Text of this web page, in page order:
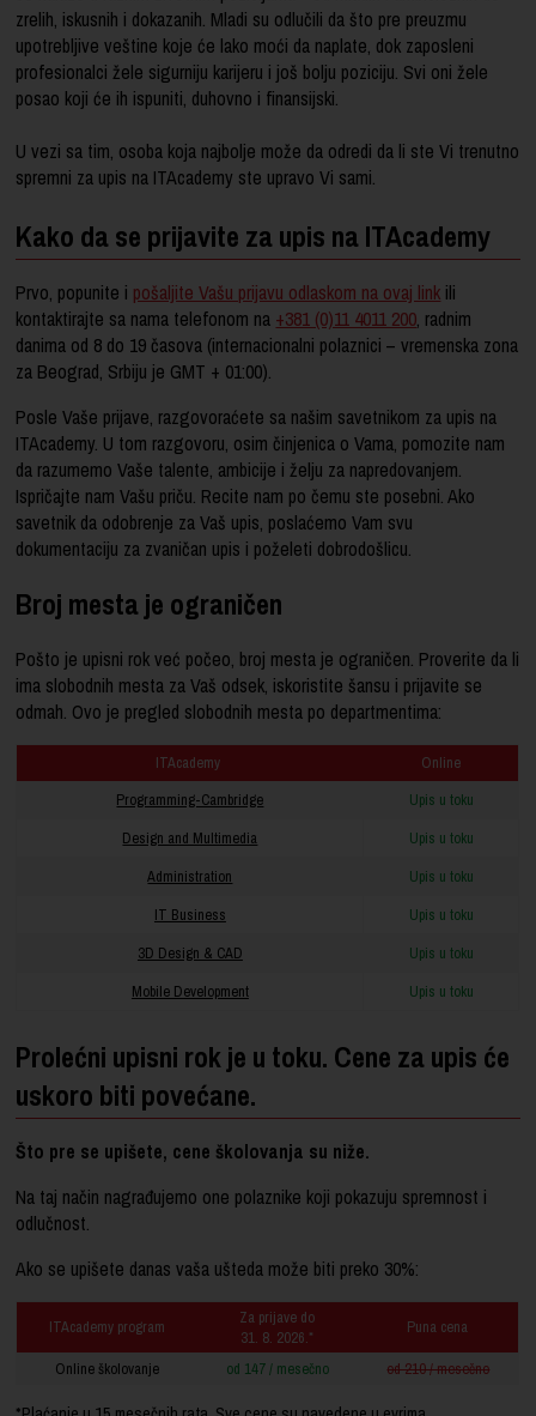
zrelih, iskusnih i dokazanih. Mladi su odlučili da što pre preuzmu
upotrebljive veštine koje će lako moći da naplate, dok zaposleni
profesionalci žele sigurniju karijeru i još bolju poziciju. Svi oni žele
posao koji će ih ispuniti, duhovno i finansijski.
U vezi sa tim, osoba koja najbolje može da odredi da li ste Vi trenutno
spremni za upis na ITAcademy ste upravo Vi sami.
Kako da se prijavite za upis na ITAcademy
Prvo, popunite i pošaljite Vašu prijavu odlaskom na ovaj link ili
kontaktirajte sa nama telefonom na +381 (0)11 4011 200, radnim
danima od 8 do 19 časova (internacionalni polaznici – vremenska zona
za Beograd, Srbiju je GMT + 01:00).
Posle Vaše prijave, razgovoraćete sa našim savetnikom za upis na
ITAcademy. U tom razgovoru, osim činjenica o Vama, pomozite nam
da razumemo Vaše talente, ambicije i želju za napredovanjem.
Ispričajte nam Vašu priču. Recite nam po čemu ste posebni. Ako
savetnik da odobrenje za Vaš upis, poslaćemo Vam svu
dokumentaciju za zvaničan upis i poželeti dobrodošlicu.
Broj mesta je ograničen
Pošto je upisni rok već počeo, broj mesta je ograničen. Proverite da li
ima slobodnih mesta za Vaš odsek, iskoristite šansu i prijavite se
odmah. Ovo je pregled slobodnih mesta po departmentima:
ITAcademy
Online
Programming-Cambridge
Upis u toku
Design and Multimedia
Upis u toku
Administration
Upis u toku
IT Business
Upis u toku
3D Design & CAD
Upis u toku
Mobile Development
Upis u toku
Prolećni upisni rok je u toku. Cene za upis će
uskoro biti povećane.
Što pre se upišete, cene školovanja su niže.
Na taj način nagrađujemo one polaznike koji pokazuju spremnost i
odlučnost.
Ako se upišete danas vaša ušteda može biti preko 30%:
ITAcademy program
Za prijave do
31. 8. 2026.*
Puna cena
Online školovanje od 147 / mesečno od 210 / mesečno